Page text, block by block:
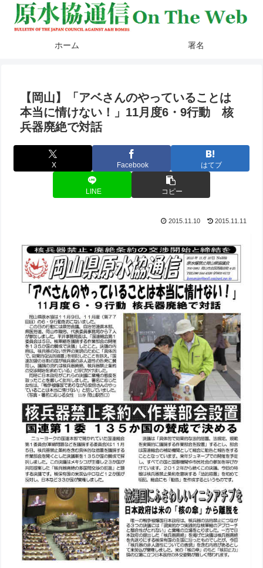
ホーム 署名
【岡山】「アベさんのやっていることは
本当に情けない！」11月度6・9行動 核
兵器廃絶で対話
X Facebook はてブ
LINE コピー
2015.11.10 2015.11.11